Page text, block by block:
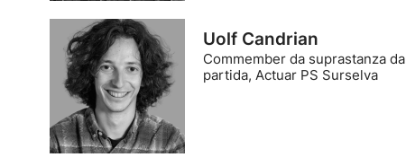
Uolf Candrian
Commember da suprastanza da
partida, Actuar PS Surselva